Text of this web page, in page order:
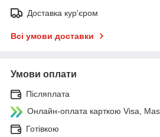
Доставка кур'єром
Всі умови доставки
Умови оплати
Післяплата
Онлайн-оплата карткою Visa,
Готівкою